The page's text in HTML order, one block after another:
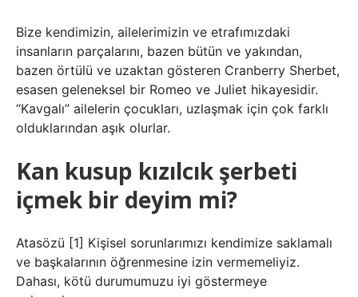
Bize kendimizin, ailelerimizin ve etrafımızdaki
insanların parçalarını, bazen bütün ve yakından,
bazen örtülü ve uzaktan gösteren Cranberry Sherbet,
esasen geleneksel bir Romeo ve Juliet hikayesidir.
“Kavgalı” ailelerin çocukları, uzlaşmak için çok farklı
olduklarından aşık olurlar.
Kan kusup kızılcık şerbeti
içmek bir deyim mi?
Atasözü [1] Kişisel sorunlarımızı kendimize saklamalı
ve başkalarının öğrenmesine izin vermemeliyiz.
Dahası, kötü durumumuzu iyi göstermeye